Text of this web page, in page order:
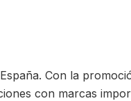
Con la
con marcas